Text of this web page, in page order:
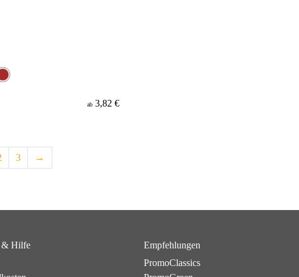
ab 3,82 €
3 →
& Hilfe
Empfehlungen
PromoClassics